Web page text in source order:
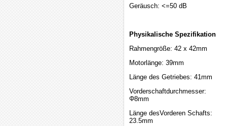
Geräusch: <=50 dB
Physikalische Spezifikation
Rahmengröße: 42 x 42mm
Motorlänge: 39mm
Länge des Getriebes: 41mm
Vorderschaftdurchmesser:
Φ8mm
Länge desVorderen Schafts:
23.5mm